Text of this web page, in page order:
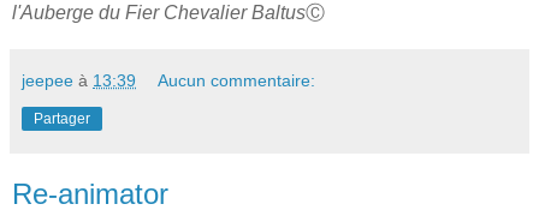
l'Auberge du Fier Chevalier BaltusⒸ
jeepee à 13:39 Aucun commentaire:
Partager
Re-animator